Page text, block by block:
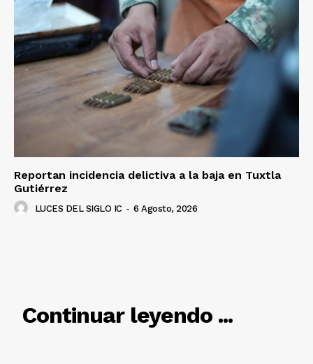
Reportan incidencia delictiva a la baja en Tuxtla
Gutiérrez
LUCES DEL SIGLO IC - 6 Agosto, 2026
Continuar leyendo ...
RELACIONADO